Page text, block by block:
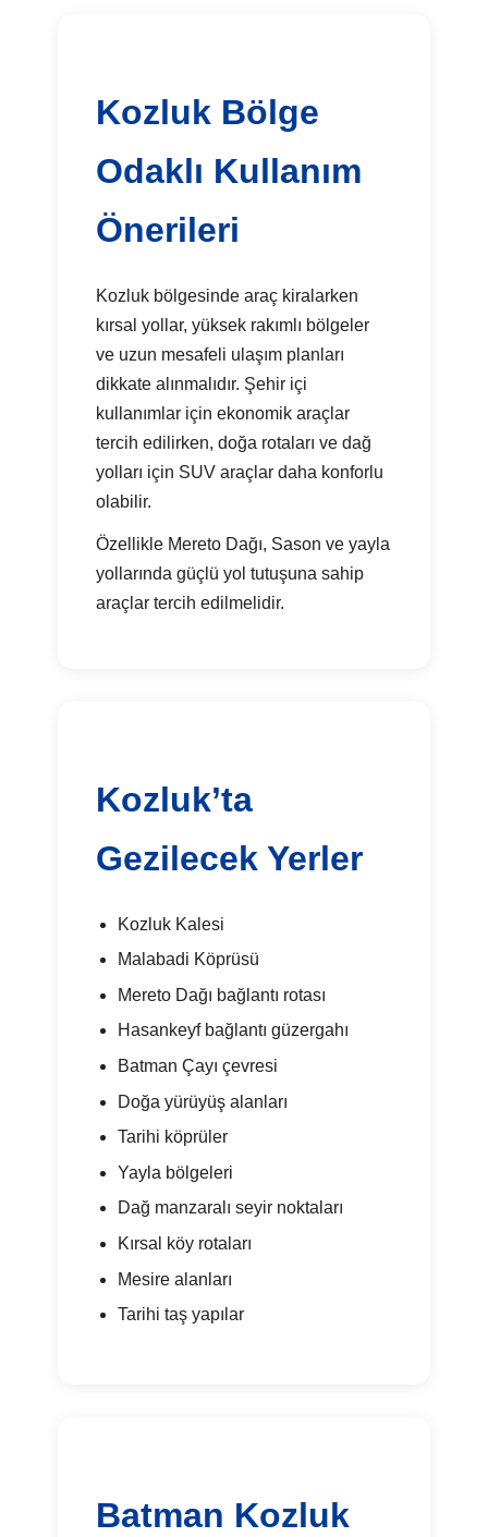
Kozluk Bölge
Odaklı Kullanım
Önerileri
Kozluk bölgesinde araç kiralarken
kırsal yollar, yüksek rakımlı bölgeler
ve uzun mesafeli ulaşım planları
dikkate alınmalıdır. Şehir içi
kullanımlar için ekonomik araçlar
tercih edilirken, doğa rotaları ve dağ
yolları için SUV araçlar daha konforlu
olabilir.
Özellikle Mereto Dağı, Sason ve yayla
yollarında güçlü yol tutuşuna sahip
araçlar tercih edilmelidir.
Kozluk’ta
Gezilecek Yerler
Kozluk Kalesi
Malabadi Köprüsü
Mereto Dağı bağlantı rotası
Hasankeyf bağlantı güzergahı
Batman Çayı çevresi
Doğa yürüyüş alanları
Tarihi köprüler
Yayla bölgeleri
Dağ manzaralı seyir noktaları
Kırsal köy rotaları
Mesire alanları
Tarihi taş yapılar
Batman Kozluk